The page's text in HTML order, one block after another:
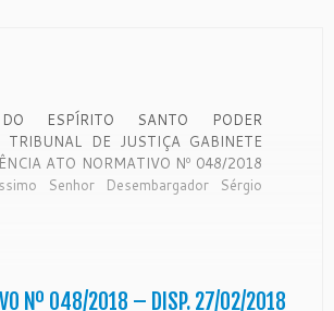
ESPÍRITO SANTO PODER
TRIBUNAL DE JUSTIÇA GABINETE
ATO NORMATIVO Nº 048/2018
Senhor Desembargador Sérgio
Nº 048/2018 – DISP. 27/02/2018